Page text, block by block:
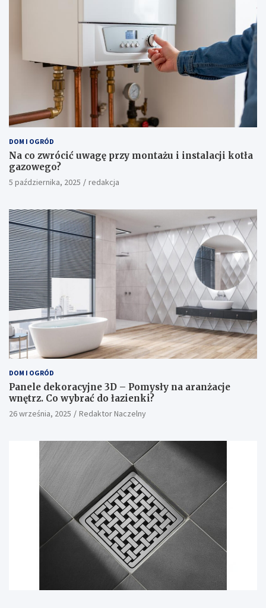
DOM I OGRÓD
Na co zwrócić uwagę przy montażu i instalacji kotła
gazowego?
5 października, 2025 redakcja
DOM I OGRÓD
Panele dekoracyjne 3D – Pomysły na aranżacje
wnętrz. Co wybrać do łazienki?
26 września, 2025 Redaktor Naczelny